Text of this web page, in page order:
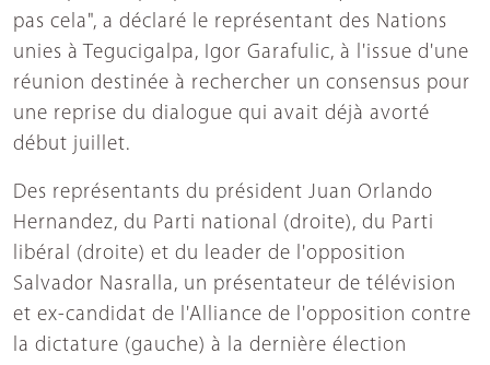
pas cela", a déclaré le représentant des Nations
unies à Tegucigalpa, Igor Garafulic, à l'issue d'une
réunion destinée à rechercher un consensus pour
une reprise du dialogue qui avait déjà avorté
début juillet.
Des représentants du président Juan Orlando
Hernandez, du Parti national (droite), du Parti
libéral (droite) et du leader de l'opposition
Salvador Nasralla, un présentateur de télévision
et ex-candidat de l'Alliance de l'opposition contre
la dictature (gauche) à la dernière élection